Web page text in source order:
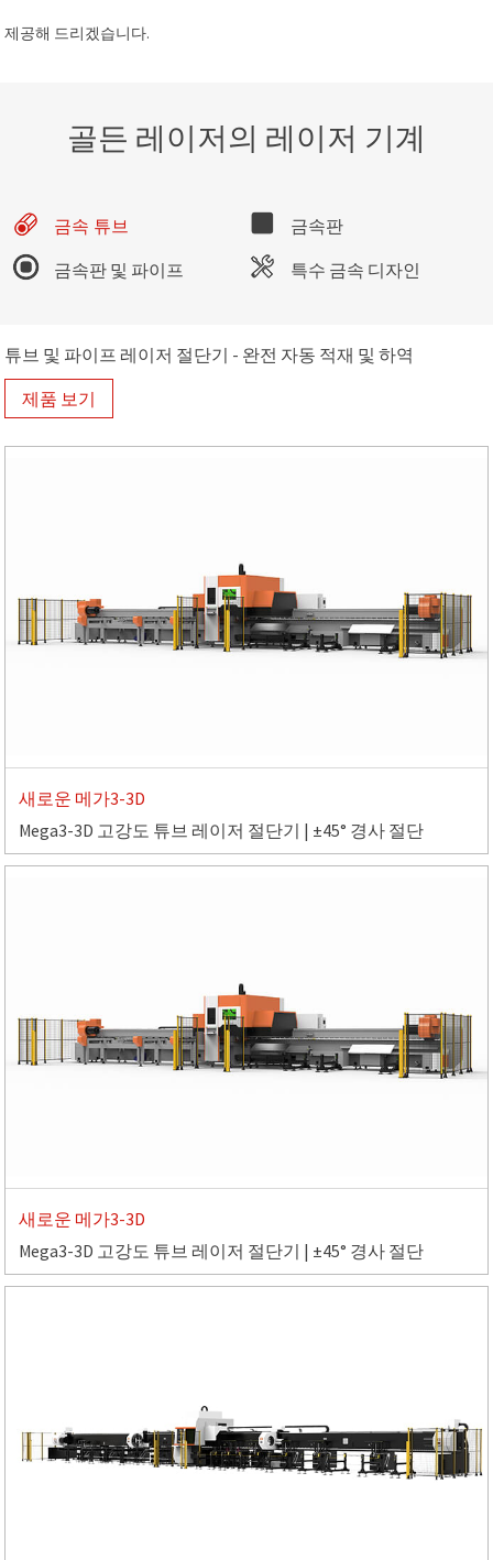
제공해 드리겠습니다.
골든 레이저의 레이저 기계
금속 튜브
금속판
금속판 및 파이프
특수 금속 디자인
튜브 및 파이프 레이저 절단기 - 완전 자동 적재 및 하역
제품 보기
새로운 메가3-3D
Mega3-3D 고강도 튜브 레이저 절단기 | ±45° 경사 절단
새로운 메가3-3D
Mega3-3D 고강도 튜브 레이저 절단기 | ±45° 경사 절단